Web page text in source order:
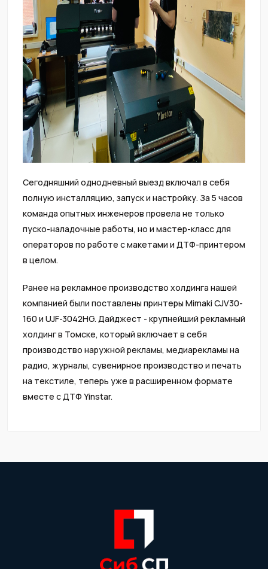
Сегодняшний однодневный выезд включал в себя
полную инсталляцию, запуск и настройку. За 5 часов
команда опытных инженеров провела не только
пуско-наладочные работы, но и мастер-класс для
операторов по работе с макетами и ДТФ-принтером
в целом.
Ранее на рекламное производство холдинга нашей
компанией были поставлены принтеры Mimaki CJV30-
160 и UJF-3042HG. Дайджест - крупнейший рекламный
холдинг в Томске, который включает в себя
производство наружной рекламы, медиарекламы на
радио, журналы, сувенирное производство и печать
на текстиле, теперь уже в расширенном формате
вместе с ДТФ Yinstar.